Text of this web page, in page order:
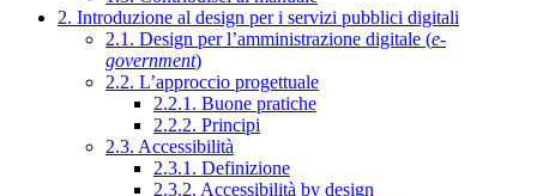
2. Introduzione al design per i servizi pubblici digitali
2.1. Design per l’amministrazione digitale (e-
government)
2.2. L’approccio progettuale
2.2.1. Buone pratiche
2.2.2. Principi
2.3. Accessibilità
2.3.1. Definizione
2.3.2. Accessibilità by design